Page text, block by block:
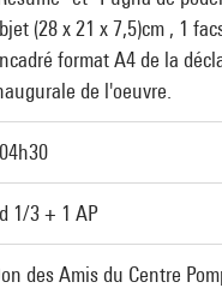
(28 x 21 x 7,5)cm , 1
format A4 de la
de l'oeuvre.
1/3 + 1 AP
des Amis du Centre